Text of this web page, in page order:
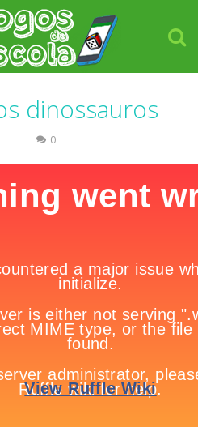
dinossauros
0